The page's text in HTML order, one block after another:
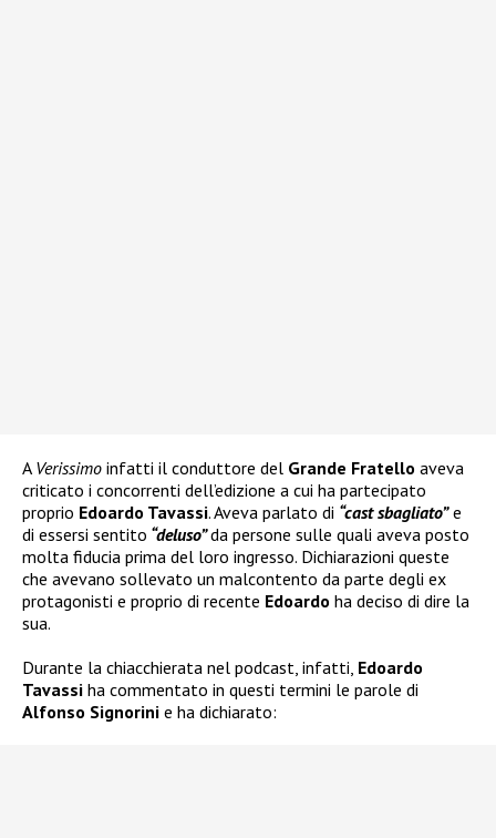
A Verissimo infatti il conduttore del Grande Fratello aveva
criticato i concorrenti dell’edizione a cui ha partecipato
proprio Edoardo Tavassi. Aveva parlato di “cast sbagliato”e
di essersi sentito “deluso”da persone sulle quali aveva posto
molta fiducia prima del loro ingresso. Dichiarazioni queste
che avevano sollevato un malcontento da parte degli ex
protagonisti e proprio di recente Edoardo ha deciso di dire la
sua.
Durante la chiacchierata nel podcast, infatti, Edoardo
Tavassi ha commentato in questi termini le parole di
Alfonso Signorini e ha dichiarato: